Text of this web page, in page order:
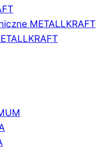
METALLKRAFT